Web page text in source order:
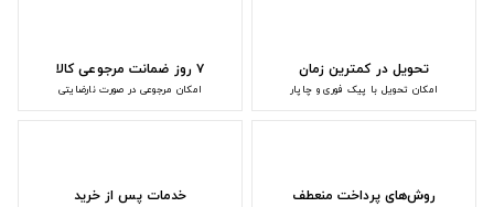
تحویل در کمترین زمان
امکان تحویل با پیک فوری و چاپار
۷ روز ضمانت مرجوعی کالا
امکان مرجوعی در صورت نارضایتی
روش‌های پرداخت منعطف خدمات پس از خرید